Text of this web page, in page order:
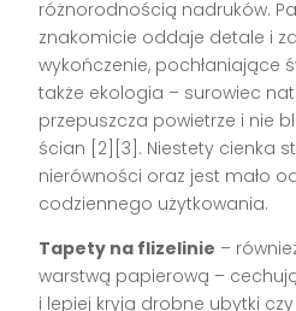
różnorodnością nadruków.
znakomicie oddaje detale i
wykończenie, pochłaniające
także ekologia – surowiec
przepuszcza powietrze i nie
ścian [2][3] . Niestety cienka
nierówności oraz jest mało
codziennego użytkowania.
Tapety na flizelinie –
warstwą papierową –
i lepiej kryją drobne ubytki